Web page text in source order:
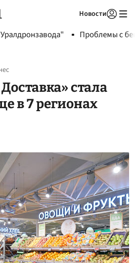
Новости
Проблемы с
стала
в 7 регионах